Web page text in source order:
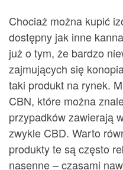
Chociaż można kupić
dostępny jak inne
już o tym, że bardzo
zajmujących się
taki produkt na rynek.
CBN, które można
przypadków zawierają
zwykle CBD. Warto
produkty te są często
nasenne – czasami